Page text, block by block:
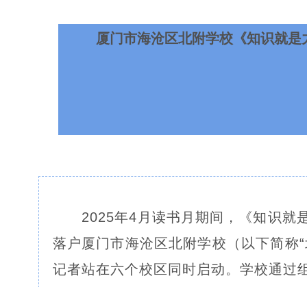
厦门市海沧区北附学校《知识就
2025年4月读书月期间，《知识就
落户厦门市海沧区北附学校（以下简称
记者站在六个校区同时启动。学校通过